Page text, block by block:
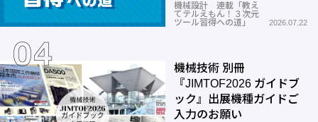
機械設計 連載「教え
てテルえもん！３次元
ツール習得への道」
2026.07.22
機械技術 別冊
『JIMTOF2026 ガイドブ
ック』出展機種ガイドご
入力のお願い